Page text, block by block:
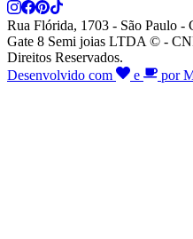
Rua Flórida, 1703 - São Paulo -
Gate 8 Semi joias LTDA © -
Direitos Reservados.
Desenvolvido com
e por